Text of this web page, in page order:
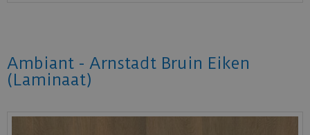
Ambiant - Arnstadt Bruin Eiken
(Laminaat)